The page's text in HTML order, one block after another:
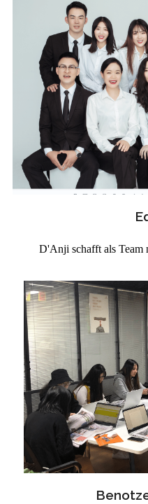
D'Anji schafft als Team